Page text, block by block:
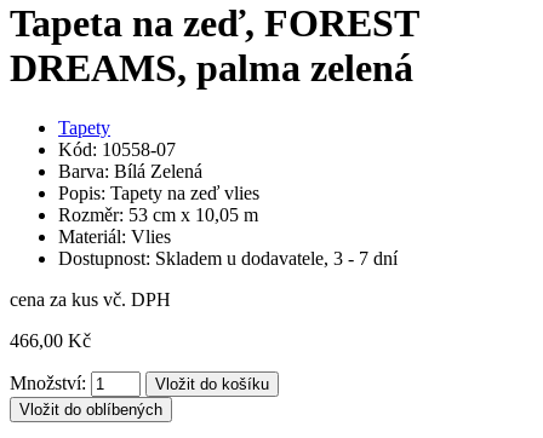
Tapeta na zeď, FOREST
DREAMS, palma zelená
Tapety
Kód: 10558-07
Barva: Bílá Zelená
Popis: Tapety na zeď vlies
Rozměr: 53 cm x 10,05 m
Materiál: Vlies
Dostupnost: Skladem u dodavatele, 3 - 7 dní
cena za kus vč. DPH
466,00 Kč
Množství:
Vložit do oblíbených